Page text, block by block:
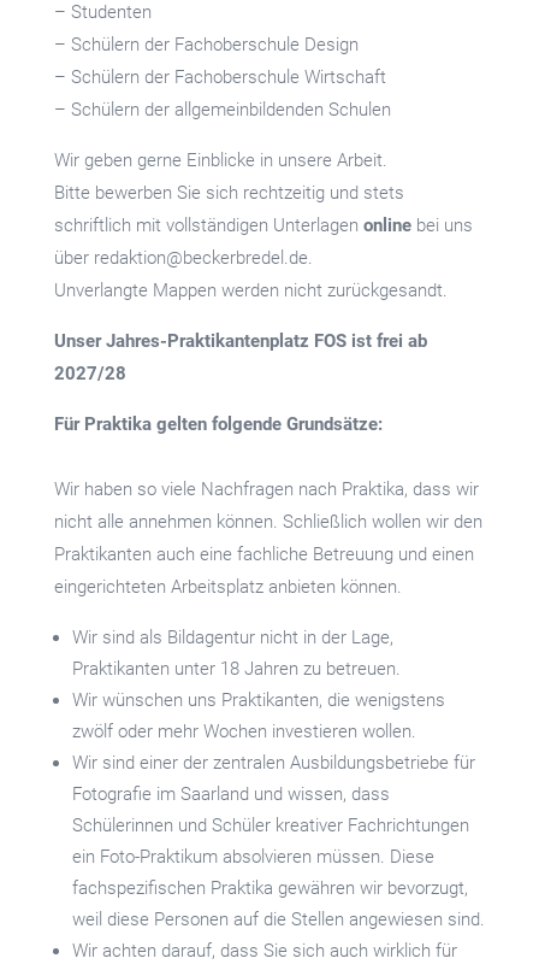
– Studenten
– Schülern der Fachoberschule Design
– Schülern der Fachoberschule Wirtschaft
– Schülern der allgemeinbildenden Schulen
Wir geben gerne Einblicke in unsere Arbeit.
Bitte bewerben Sie sich rechtzeitig und stets
schriftlich mit vollständigen Unterlagen onlinebei uns
über redaktion@beckerbredel.de.
Unverlangte Mappen werden nicht zurückgesandt.
Unser Jahres-Praktikantenplatz FOS ist frei ab
2027/28
Für Praktika gelten folgende Grundsätze:
Wir haben so viele Nachfragen nach Praktika, dass wir
nicht alle annehmen können. Schließlich wollen wir den
Praktikanten auch eine fachliche Betreuung und einen
eingerichteten Arbeitsplatz anbieten können.
Wir sind als Bildagentur nicht in der Lage,
Praktikanten unter 18 Jahren zu betreuen.
Wir wünschen uns Praktikanten, die wenigstens
zwölf oder mehr Wochen investieren wollen.
Wir sind einer der zentralen Ausbildungsbetriebe für
Fotografie im Saarland und wissen, dass
Schülerinnen und Schüler kreativer Fachrichtungen
ein Foto-Praktikum absolvieren müssen. Diese
fachspezifischen Praktika gewähren wir bevorzugt,
weil diese Personen auf die Stellen angewiesen sind.
Wir achten darauf, dass Sie sich auch wirklich für